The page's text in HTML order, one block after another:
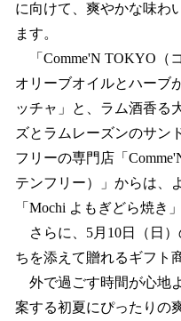
読
み
込
中
で
す
に向けて、爽やかな味わ
ます。
「Comme'N TOKYO（
オリーブオイルとハーブ
ッチャ」と、ラム酒香る
ズとラムレーズンのサン
フリーの専門店「
テンフリー）」からは、
「Mochi よもぎどら焼き
さらに、5月10日（日
ちを添えて贈れるギフト
外で過ごす時間が心地
案する初夏にぴったりの